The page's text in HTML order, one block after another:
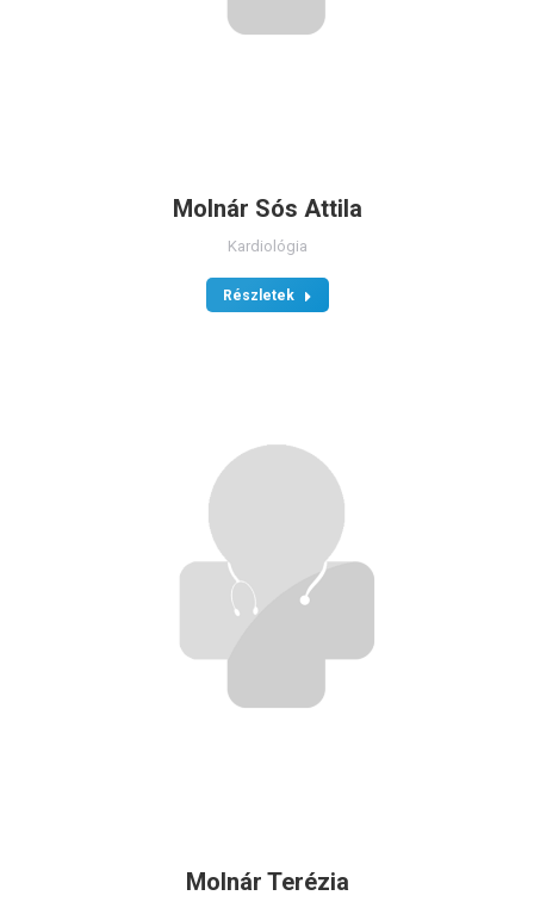
Molnár Sós Attila
Kardiológia
Részletek
Molnár Terézia